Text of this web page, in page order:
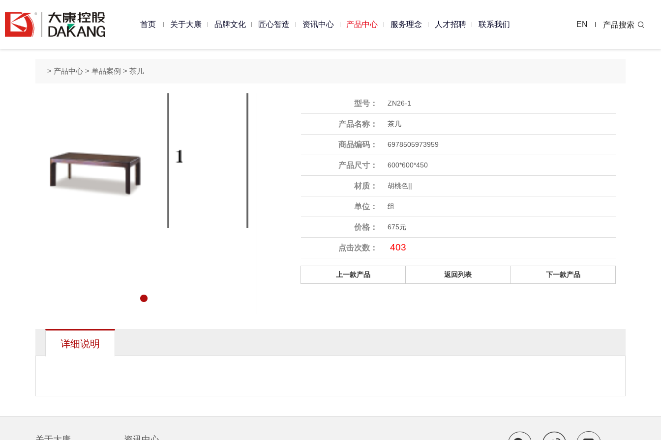
首页 关于大康 品牌文化 匠心智造 资讯中心 产品中心 服务理念 人才招聘 联系我们 EN 产品搜索
> 产品中心 > 单品案例 > 茶几
型号： ZN26-1
产品名称： 茶几
商品编码： 6978505973959
产品尺寸： 600*600*450
材质： 胡桃色||
单位： 组
价格： 675元
点击次数： 403
上一款产品 返回列表 下一款产品
详细说明